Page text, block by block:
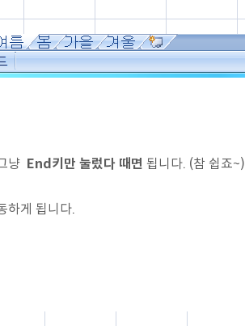
냥 End키만 눌렀다 때면 됩니다. (참 쉽죠~)
하게 됩니다.